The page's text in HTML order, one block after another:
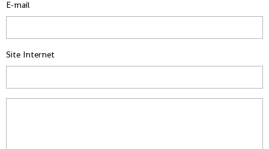
E-mail
Site Internet